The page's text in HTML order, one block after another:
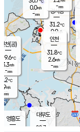
의도
℃
m/s
mm
영흥도
대부도
28.7
경서동
31.2℃
0.9m/s
-mm
0.0m/s
-mm
-mm
인천(공)
29.6℃
3.3m/s
-mm
인천
31.8℃
2.6m/s
-mm